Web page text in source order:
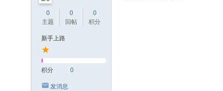
0
主题
0
回帖
0
积分
新手上路
积分 0
发消息